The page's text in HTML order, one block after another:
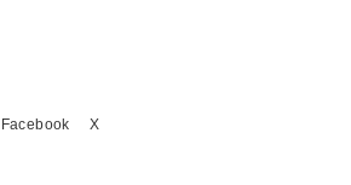
Facebook X